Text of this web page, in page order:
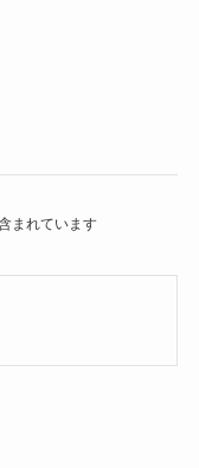
まれています